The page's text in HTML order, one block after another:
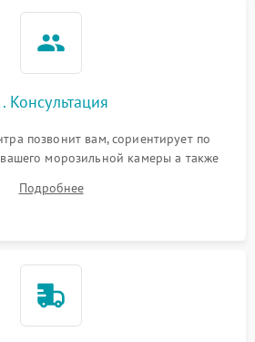
Консультация
позвонит вам, сориентирует по
морозильной камеры а также
Подробнее